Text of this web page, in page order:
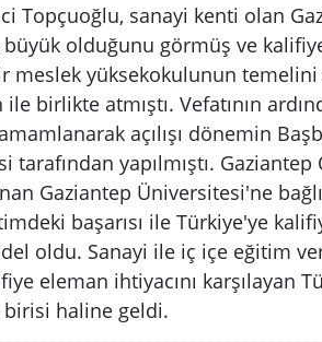
Topçuoğlu, sanayi kenti olan
büyük olduğunu görmüş ve
meslek yüksekokulunun
birlikte atmıştı. Vefatının
açılışı dönemin
tarafından yapılmıştı.
Gaziantep Üniversitesi'ne
başarısı ile Türkiye'ye
oldu. Sanayi ile iç içe eğitim
eleman ihtiyacını karşılayan
haline geldi.